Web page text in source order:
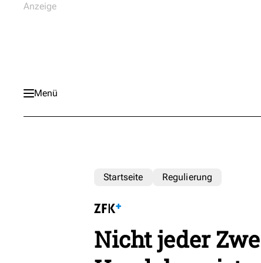
Menü
Startseite Regulierung
Nicht jeder